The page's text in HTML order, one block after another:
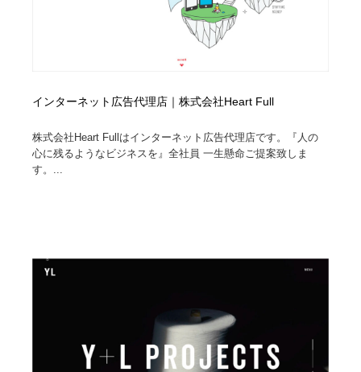
インターネット広告代理店｜株式会社Heart Full
株式会社Heart Fullはインターネット広告代理店です。『人の
心に残るようなビジネスを』全社員 一生懸命ご提案致しま
す。...